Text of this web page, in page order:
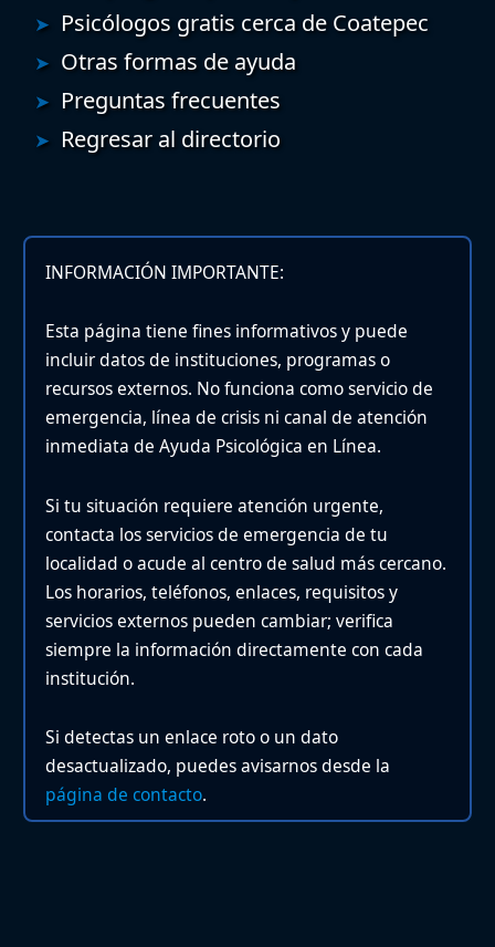
Psicólogos gratis cerca de Coatepec
Otras formas de ayuda
Preguntas frecuentes
Regresar al directorio
INFORMACIÓN IMPORTANTE:
Esta página tiene fines informativos y puede
incluir datos de instituciones, programas o
recursos externos. No funciona como servicio de
emergencia, línea de crisis ni canal de atención
inmediata de Ayuda Psicológica en Línea.
Si tu situación requiere atención urgente,
contacta los servicios de emergencia de tu
localidad o acude al centro de salud más cercano.
Los horarios, teléfonos, enlaces, requisitos y
servicios externos pueden cambiar; verifica
siempre la información directamente con cada
institución.
Si detectas un enlace roto o un dato
desactualizado, puedes avisarnos desde la
página de contacto.